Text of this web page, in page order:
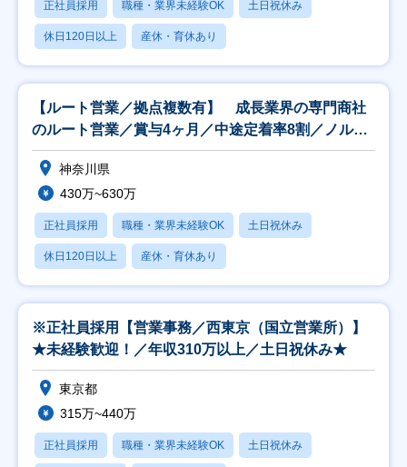
正社員採用 職種・業界未経験OK 土日祝休み
休日120日以上 産休・育休あり
【ルート営業／拠点複数有】 成長業界の専門商社
のルート営業／賞与4ヶ月／中途定着率8割／ノルマ
無し！
神奈川県
430万~630万
正社員採用 職種・業界未経験OK 土日祝休み
休日120日以上 産休・育休あり
※正社員採用【営業事務／西東京（国立営業所）】
★未経験歓迎！／年収310万以上／土日祝休み★
東京都
315万~440万
正社員採用 職種・業界未経験OK 土日祝休み